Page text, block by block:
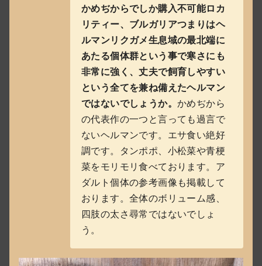
かめぢからでしか購入不可能ロカ
リティー、ブルガリアつまりはヘ
ルマンリクガメ生息域の最北端に
あたる個体群という事で寒さにも
非常に強く、丈夫で飼育しやすい
という全てを兼ね備えたヘルマン
ではないでしょうか。 かめぢから
の代表作の一つと言っても過言で
ないヘルマンです。エサ食い絶好
調です。タンポポ、小松菜や青梗
菜をモリモリ食べております。ア
ダルト個体の参考画像も掲載して
おります。全体のボリューム感、
四肢の太さ尋常ではないでしょ
う。